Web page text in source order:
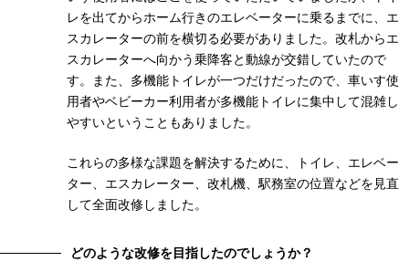
レを出てからホーム行きのエレベーターに乗るまでに、エ
スカレーターの前を横切る必要がありました。改札からエ
スカレーターへ向かう乗降客と動線が交錯していたので
す。また、多機能トイレが一つだけだったので、車いす使
用者やベビーカー利用者が多機能トイレに集中して混雑し
やすいということもありました。
これらの多様な課題を解決するために、トイレ、エレベー
ター、エスカレーター、改札機、駅務室の位置などを見直
して全面改修しました。
どのような改修を目指したのでしょうか？